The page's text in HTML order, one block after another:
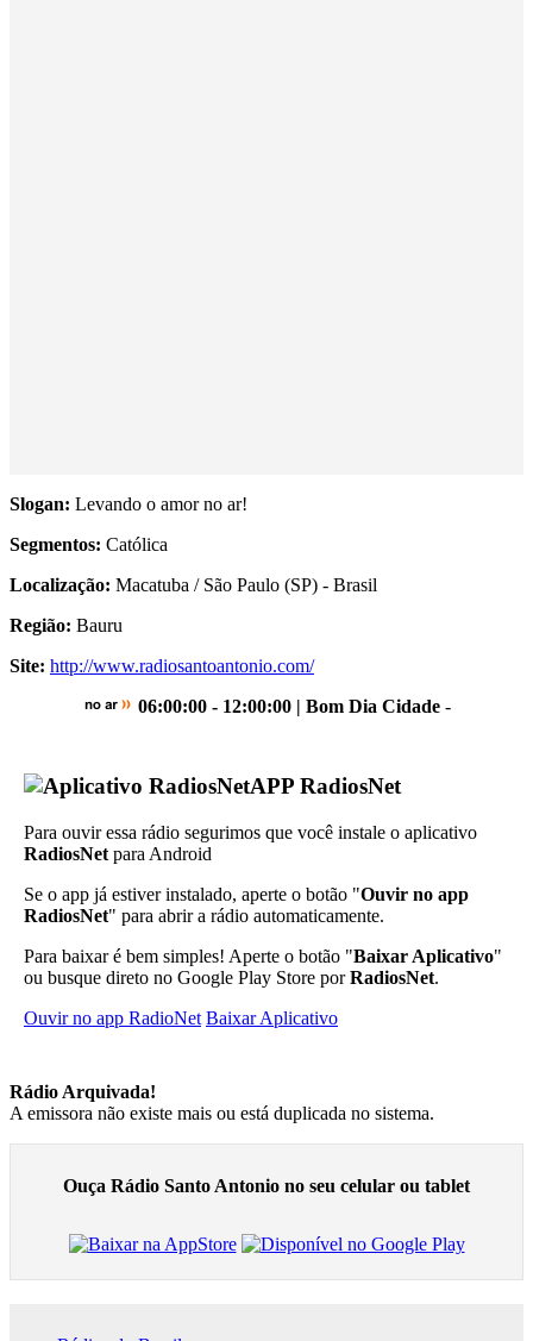
Slogan: Levando o amor no ar!
Segmentos: Católica
Localização: Macatuba / São Paulo (SP) - Brasil
Região: Bauru
Site: http://www.radiosantoantonio.com/
06:00:00 - 12:00:00 | Bom Dia Cidade-
APP RadiosNet
Para ouvir essa rádio segurimos que você instale o aplicativo
RadiosNet para Android
Se o app já estiver instalado, aperte o botão "Ouvir no app
RadiosNet" para abrir a rádio automaticamente.
Para baixar é bem simples! Aperte o botão "Baixar Aplicativo"
ou busque direto no Google Play Store porRadiosNet.
Ouvir no app RadioNet Baixar Aplicativo
Rádio Arquivada!
A emissora não existe mais ou está duplicada no sistema.
Ouça Rádio Santo Antonio no seu celular ou tablet